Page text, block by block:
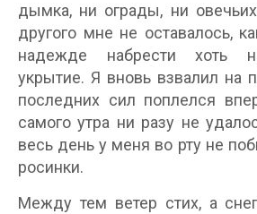
дымка, ни ограды, ни
другого мне не оставалось,
надежде набрести хоть
укрытие. Я вновь взвалил на
последних сил поплелся
самого утра ни разу не
весь день у меня во рту не
росинки.
Между тем ветер стих, а